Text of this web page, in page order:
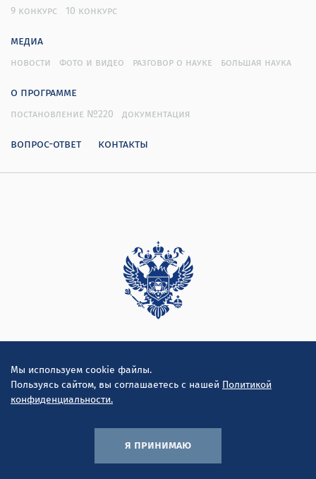
Мы используем cookie файлы.
Пользуясь сайтом, вы соглашаетесь с нашей Политикой
конфиденциальности.
я принимаю
9 конкурс
10 конкурс
медиа
новости фото и видео разговор о науке большая наука
о программе
постановление №220 документация
вопрос-ответ контакты
© ООО "Инконсалт К" 2010-2026Политика конфиденциальности